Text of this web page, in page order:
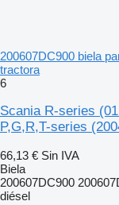
200607DC900 biela
tractora
6
Scania R-series
P,G,R,T-series
66,13 € Sin IVA
Biela
200607DC900
diésel